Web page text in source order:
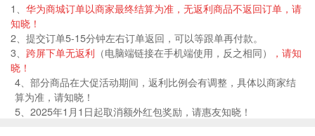
1、 华为商城订单以商家最终结算为准，无返利商品不返回订单，请
知晓 ！
2、提交订单5-15分钟左右订单返回，可以等跟单再付款。
3、 跨屏下单无返利 （电脑端链接在手机端使用，反之相同）
，请知
晓！
4、部分商品在大促活动期间，返利比例会有调整，具体以商家结
算为准，请知晓！
5、2025年1月1日起取消额外红包奖励，请惠友知晓！